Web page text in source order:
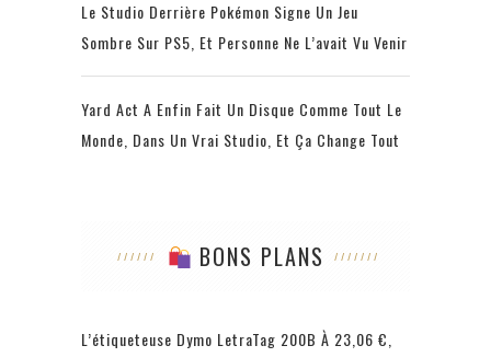
Le Studio Derrière Pokémon Signe Un Jeu
Sombre Sur PS5, Et Personne Ne L’avait Vu Venir
Yard Act A Enfin Fait Un Disque Comme Tout Le
Monde, Dans Un Vrai Studio, Et Ça Change Tout
BONS PLANS
L’étiqueteuse Dymo LetraTag 200B À 23,06 €,